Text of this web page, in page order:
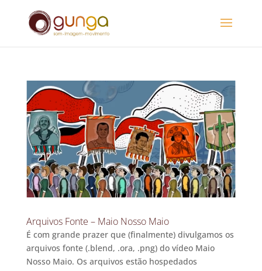
Arquivos Fonte – Maio Nosso Maio
É com grande prazer que (finalmente) divulgamos os
arquivos fonte (.blend, .ora, .png) do vídeo Maio
Nosso Maio. Os arquivos estão hospedados